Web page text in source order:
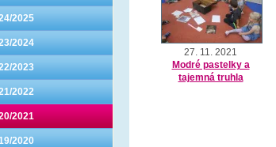
2025
2024
2023
2022
2021
2020
27. 11. 2021
Modré pastelky a
tajemná truhla